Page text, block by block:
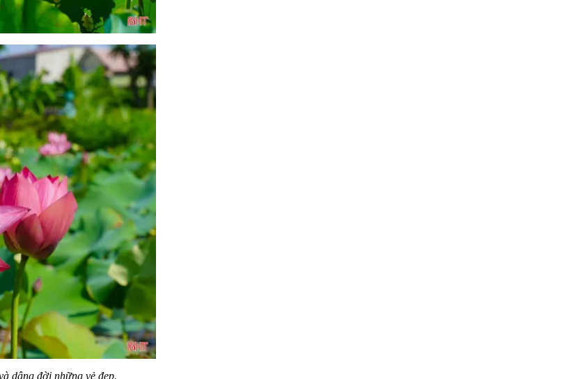
dâng đời những vẻ đẹp.